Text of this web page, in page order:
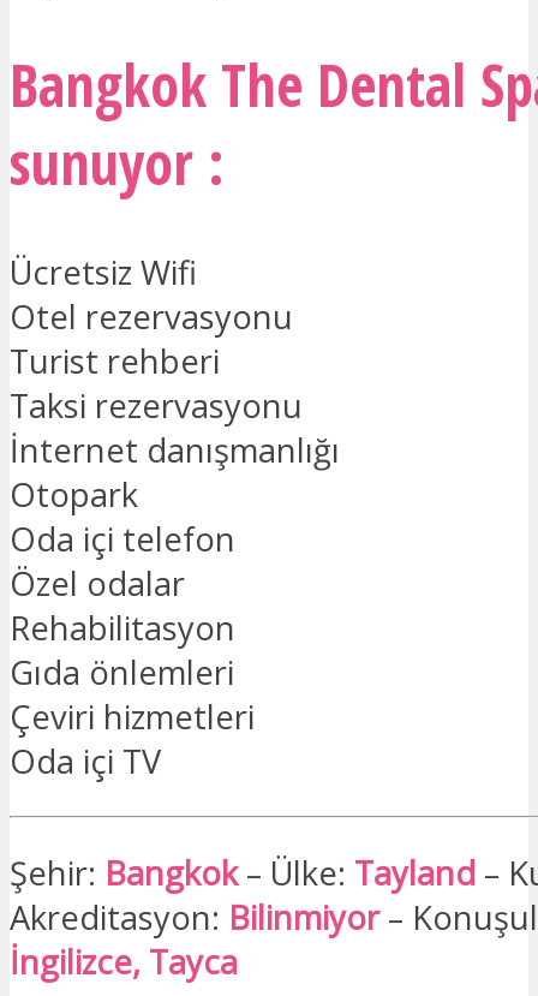
Bangkok The Dental
sunuyor :
Ücretsiz Wifi
Otel rezervasyonu
Turist rehberi
Taksi rezervasyonu
İnternet danışmanlığı
Otopark
Oda içi telefon
Özel odalar
Rehabilitasyon
Gıda önlemleri
Çeviri hizmetleri
Oda içi TV
Şehir: Bangkok– Ülke: Tayland –
Akreditasyon: Bilinmiyor–
İngilizce, Tayca